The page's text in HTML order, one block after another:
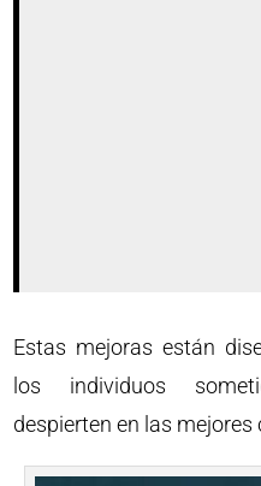
Estas mejoras están
los individuos
despierten en las